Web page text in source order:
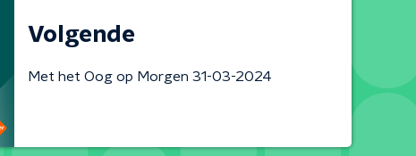
Volgende
Met het Oog op Morgen 31-03-2024